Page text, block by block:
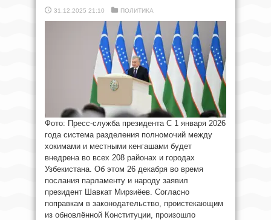
31.12.2025 21:10 ПОЛИТИКА
Фото: Пресс-служба президента С 1 января 2026
года система разделения полномочий между
хокимами и местными кенгашами будет
внедрена во всех 208 районах и городах
Узбекистана. Об этом 26 декабря во время
послания парламенту и народу заявил
президент Шавкат Мирзиёев. Согласно
поправкам в законодательство, проистекающим
из обновлённой Конституции, произошло